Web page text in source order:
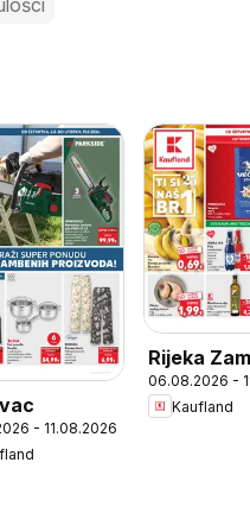
- 11.08.2026
Rijeka
06.08.2026 -
Kaufland